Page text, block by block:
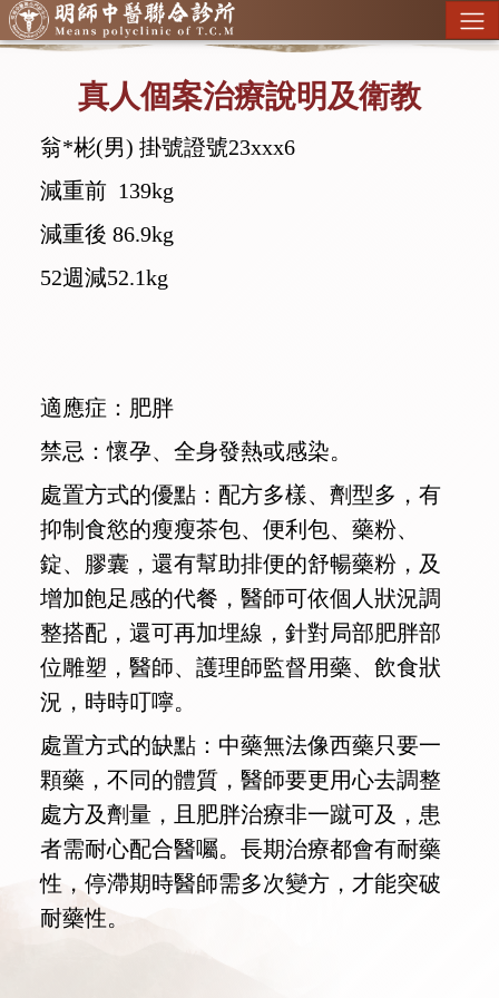
真人個案治療說明及衛教
翁*彬(男) 掛號證號23xxx6
減重前 139kg
減重後 86.9kg
52週減52.1kg
適應症：肥胖
禁忌：懷孕、全身發熱或感染。
處置方式的優點：配方多樣、劑型多，有
抑制食慾的瘦瘦茶包、便利包、藥粉、
錠、膠囊，還有幫助排便的舒暢藥粉，及
增加飽足感的代餐，醫師可依個人狀況調
整搭配，還可再加埋線，針對局部肥胖部
位雕塑，醫師、護理師監督用藥、飲食狀
況，時時叮嚀。
處置方式的缺點：中藥無法像西藥只要一
顆藥，不同的體質，醫師要更用心去調整
處方及劑量，且肥胖治療非一蹴可及，患
者需耐心配合醫囑。長期治療都會有耐藥
性，停滯期時醫師需多次變方，才能突破
耐藥性。